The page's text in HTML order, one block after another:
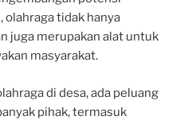
olahraga tidak hanya
juga merupakan alat untuk
masyarakat.
di desa, ada peluang
pihak, termasuk